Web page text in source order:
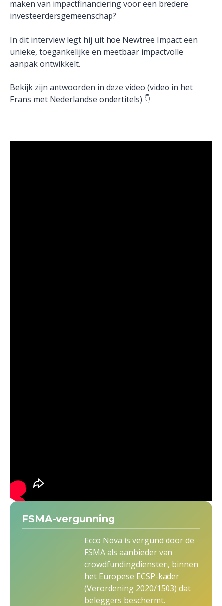
maken van impactfinanciering voor een bredere
investeerdersgemeenschap?
In dit interview legt hij uit hoe Newtree Impact een
unieke, toegankelijke en meetbaar impactvolle
aanpak ontwikkelt.
Bekijk zijn antwoorden in deze video (video in het
Frans met Nederlandse ondertitels) 👇
FSMA-vergunning
Ecco Nova is vergund door de
FSMA als aanbieder van
crowdfundingdiensten, binnen
het Europese ECSP-kader
(Verordening 2020/1503) dat
beleggers beschermt.